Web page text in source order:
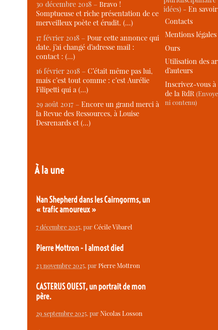
30 décembre 2018 –Bravo !
Somptueuse et riche présentation de ce
merveilleux poète et érudit. (…)
17 février 2018 –Pour cette annonce qui
date, j’ai changé d’adresse mail :
contact : (…)
16 février 2018 –C’était même pas lui,
mais c’est tout comme : c’est Aurélie
Filipetti qui a (…)
29 août 2017 –Encore un grand merci à
la Revue des Ressources, à Louise
Desrenards et (…)
À la une
Nan Shepherd dans les Cairngorms, un
« trafic amoureux »
7 décembre 2025, parCécile Vibarel
Pierre Mottron - I almost died
23 novembre 2025, parPierre Mottron
CASTERUS OUEST, un portrait de mon
père.
29 septembre 2025, parNicolas Losson
idées) -En
Contacts
Mentions légales
Ours
Utilisation des
d’auteurs
Inscrivez-vous
de la RdR
ni contenu)